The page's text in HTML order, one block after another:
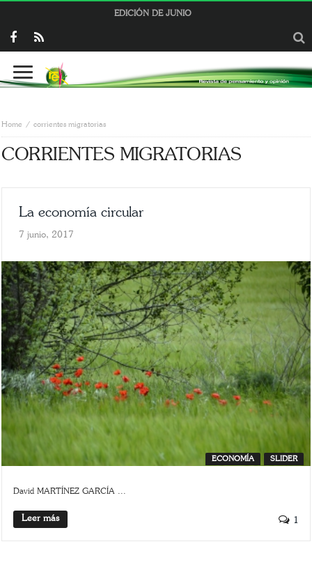
EDICIÓN DE JUNIO
Home corrientes migratorias
CORRIENTES MIGRATORIAS
La economía circular
7 junio, 2017
ECONOMÍA SLIDER
David MARTÍNEZ GARCÍA ...
Leer más 1